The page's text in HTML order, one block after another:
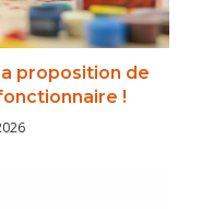
proposition de
!